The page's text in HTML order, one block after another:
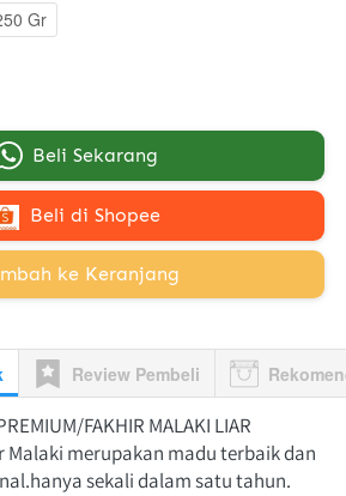
Gr
Beli Sekarang
Beli di Shopee
ke Keranjang
Review Pembeli
Malaki merupakan madu terbaik dan
sekali dalam satu tahun.